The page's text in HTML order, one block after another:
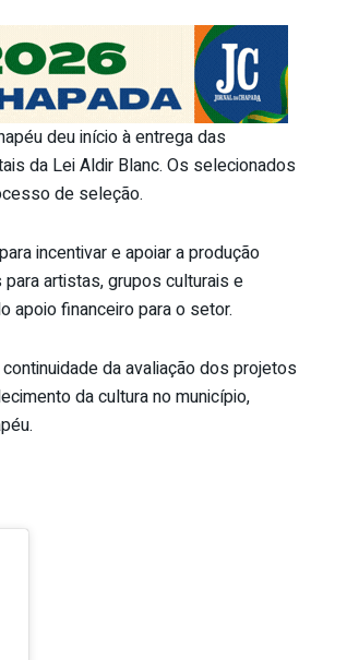
deu início à entrega das
da Lei Aldir Blanc. Os selecionados
de seleção.
incentivar e apoiar a produção
artistas, grupos culturais e
apoio financeiro para o setor.
da avaliação dos projetos
da cultura no município,